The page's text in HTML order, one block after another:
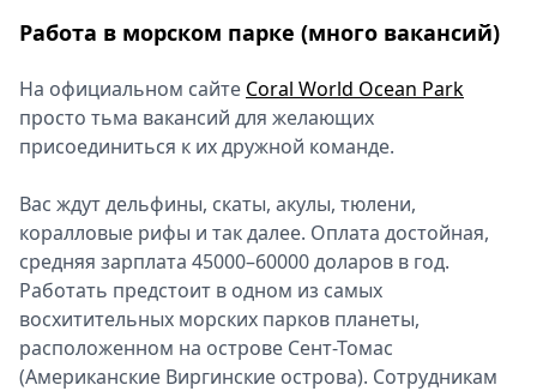
Работа в морском парке (много вакансий)
На официальном сайте Coral World Ocean Park
просто тьма вакансий для желающих
присоединиться к их дружной команде.
Вас ждут дельфины, скаты, акулы, тюлени,
коралловые рифы и так далее. Оплата достойная,
средняя зарплата 45000–60000 доларов в год.
Работать предстоит в одном из самых
восхитительных морских парков планеты,
расположенном на острове Сент-Томас
(Американские Виргинские острова). Сотрудникам